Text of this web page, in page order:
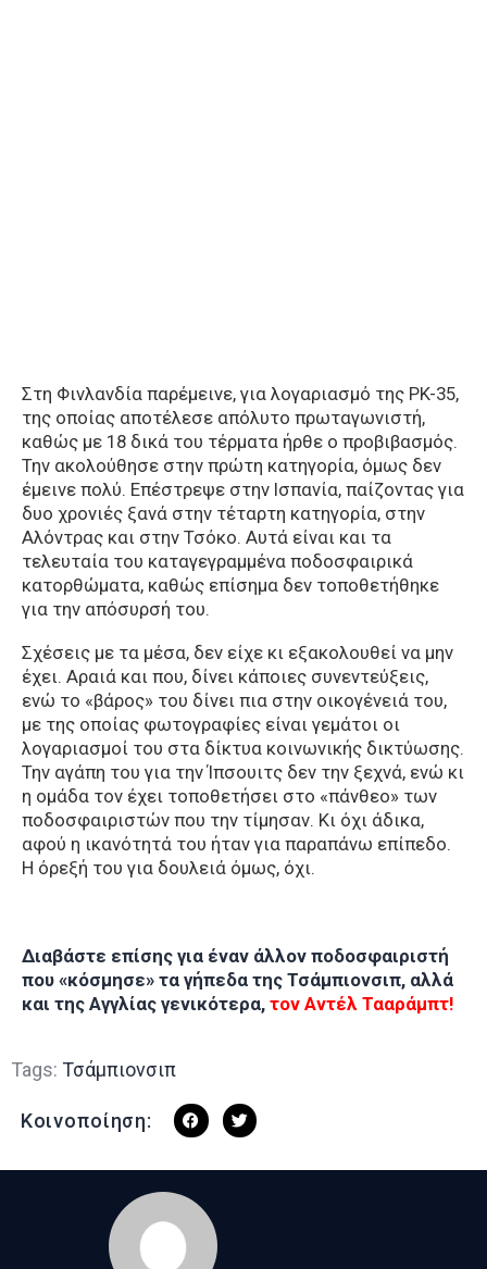
Στη Φινλανδία παρέμεινε, για λογαριασμό της PK-35,
της οποίας αποτέλεσε απόλυτο πρωταγωνιστή,
καθώς με 18 δικά του τέρματα ήρθε ο προβιβασμός.
Την ακολούθησε στην πρώτη κατηγορία, όμως δεν
έμεινε πολύ. Επέστρεψε στην Ισπανία, παίζοντας για
δυο χρονιές ξανά στην τέταρτη κατηγορία, στην
Αλόντρας και στην Τσόκο. Αυτά είναι και τα
τελευταία του καταγεγραμμένα ποδοσφαιρικά
κατορθώματα, καθώς επίσημα δεν τοποθετήθηκε
για την απόσυρσή του.
Σχέσεις με τα μέσα, δεν είχε κι εξακολουθεί να μην
έχει. Αραιά και που, δίνει κάποιες συνεντεύξεις,
ενώ το «βάρος» του δίνει πια στην οικογένειά του,
με της οποίας φωτογραφίες είναι γεμάτοι οι
λογαριασμοί του στα δίκτυα κοινωνικής δικτύωσης.
Την αγάπη του για την Ίπσουιτς δεν την ξεχνά, ενώ κι
η ομάδα τον έχει τοποθετήσει στο «πάνθεο» των
ποδοσφαιριστών που την τίμησαν. Κι όχι άδικα,
αφού η ικανότητά του ήταν για παραπάνω επίπεδο.
Η όρεξή του για δουλειά όμως, όχι.
Διαβάστε επίσης για έναν άλλον ποδοσφαιριστή
που «κόσμησε» τα γήπεδα της Τσάμπιονσιπ, αλλά
και της Αγγλίας γενικότερα, τον Αντέλ Τααράμπτ!
Tags: Τσάμπιονσιπ
Κοινοποίηση: